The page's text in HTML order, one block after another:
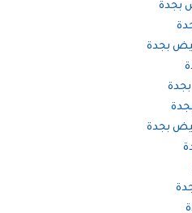
بجدة
بجدة
بجدة